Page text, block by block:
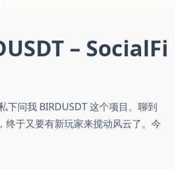
– SocialFi
问我 BIRDUSDT 这个项目。聊到
终于又要有新玩家来搅动风云了。今